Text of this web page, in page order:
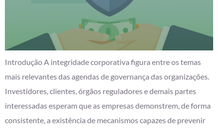
Introdução A integridade corporativa figura entre os temas
mais relevantes das agendas de governança das organizações.
Investidores, clientes, órgãos reguladores e demais partes
interessadas esperam que as empresas demonstrem, de forma
consistente, a existência de mecanismos capazes de prevenir